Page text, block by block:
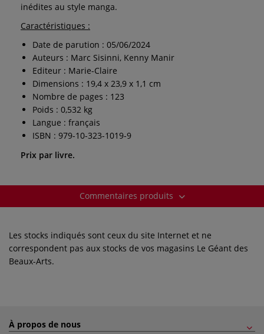
inédites au style manga.
Caractéristiques :
Date de parution : 05/06/2024
Auteurs : Marc Sisinni, Kenny Manir
Editeur : Marie-Claire
Dimensions : 19,4 x 23,9 x 1,1 cm
Nombre de pages : 123
Poids : 0,532 kg
Langue : français
ISBN : 979-10-323-1019-9
Prix par livre.
Commentaires produits
Les stocks indiqués sont ceux du site Internet et ne
correspondent pas aux stocks de vos magasins Le Géant des
Beaux-Arts.
À propos de nous